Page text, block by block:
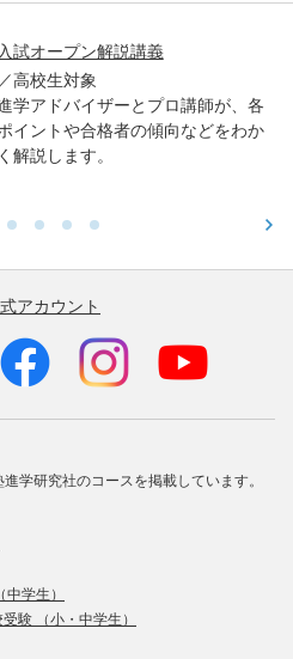
試オープン解説講義
高校生対象
学アドバイザーとプロ講師が、各
イントや合格者の傾向などをわか
解説します。
アカウント
学研究社のコースを掲載しています。
学生）
験 （小・中学生）